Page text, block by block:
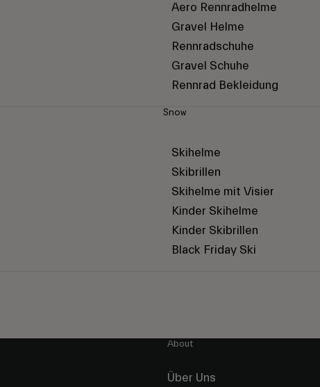
Aero Rennradhelme
Gravel Helme
Rennradschuhe
Gravel Schuhe
Rennrad Bekleidung
Snow
Skihelme
Skibrillen
Skihelme mit Visier
Kinder Skihelme
Kinder Skibrillen
Black Friday Ski
About
Über Uns